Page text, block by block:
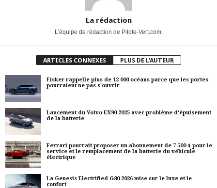
La rédaction
L'équipe de rédaction de Pilote-Vert.com.
ARTICLES CONNEXES PLUS DE L'AUTEUR
Fisker rappelle plus de 12 000 océans parce que les portes
pourraient ne pas s'ouvrir
Lancement du Volvo EX90 2025 avec problème d'épuisement
de la batterie
Ferrari pourrait proposer un abonnement de 7 500 $ pour le
service et le remplacement de la batterie du véhicule
électrique
La Genesis Electrified G80 2026 mise sur le luxe et le
confort